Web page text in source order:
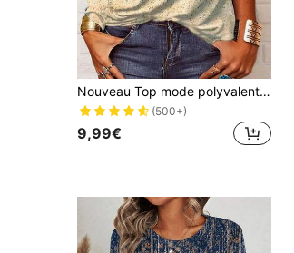
Nouveau Top mode polyvalent décontracté à manches longues et col en V pour femmes, choix pour la fête des mères, t-shirt polyvalent à manches longues pour maman
(500+)
9,99€